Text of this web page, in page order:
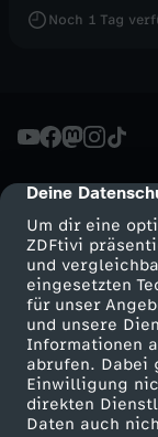
cmp-dialog-
Deine
Um dir eine
ZDFtivi
und
eingesetzten
für unser
und unsere
Informationen
abrufen. Dabei
Einwilligung
direkten
Daten auch
Noch 1 Tag
Mehr ZDF
ZDF-Apps
Smart TV
ZDFtext